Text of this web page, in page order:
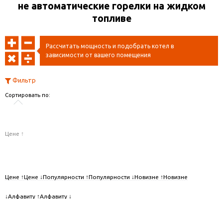
не автоматические горелки на жидком
топливе
Рассчитать мощность и подобрать котел в
зависимости от вашего помещения
Фильтр
Сортировать по:
Цене ↑
Цене ↑Цене ↓Популярности ↑Популярности ↓Новизне ↑Новизне
↓Алфавиту ↑Алфавиту ↓